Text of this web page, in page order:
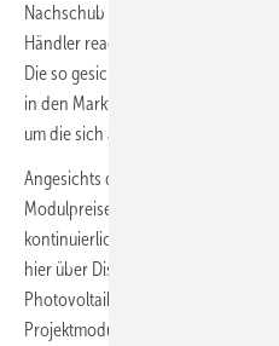
Nachschub ist in absehbarer Zeit
Händler reagieren auf den zu
Die so gesicherte Ware wird aber
in den Markt gedrückt, sondern neu
um die sich abzeichnende
Angesichts dessen geht Martin
Modulpreise bis mindestens zu
kontinuierlich steigen, auch wenn
hier über Distributionsware für die
Photovoltaikanlagen“, sagt der PV-
Projektmodule würden in der Regel